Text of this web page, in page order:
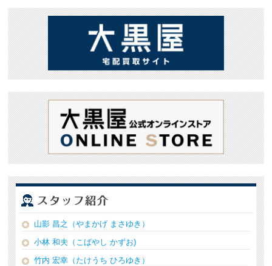
山影 昌之（やまかげ まさゆき）
小林 和夫（こばやし かずお)
竹内 宏幸（たけうち ひろゆき）